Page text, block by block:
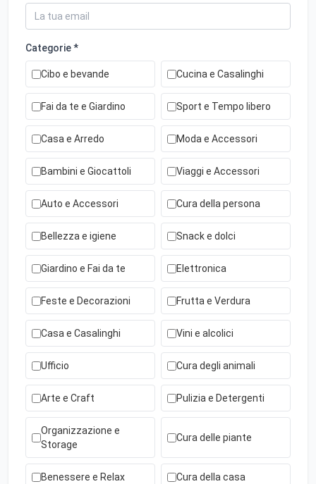
Categorie *
Cibo e bevande Cucina e Casalinghi
Fai da te e Giardino Sport e Tempo libero
Casa e Arredo Moda e Accessori
Bambini e Giocattoli Viaggi e Accessori
Auto e Accessori Cura della persona
Bellezza e igiene Snack e dolci
Giardino e Fai da te Elettronica
Feste e Decorazioni Frutta e Verdura
Casa e Casalinghi Vini e alcolici
Ufficio Cura degli animali
Arte e Craft Pulizia e Detergenti
Organizzazione e
Storage
Cura delle piante
Benessere e Relax Cura della casa